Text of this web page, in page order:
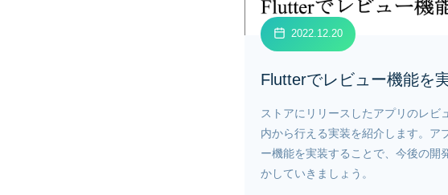
2022.12.20
Flutterでレビュー機能を
ストアにリリースしたアプリのレビ
内から行える実装を紹介します。ア
ー機能を実装することで、今後の開
かしていきましょう。